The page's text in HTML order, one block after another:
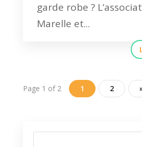
garde robe ?
Marelle et...
Page 1 of 2 1 2